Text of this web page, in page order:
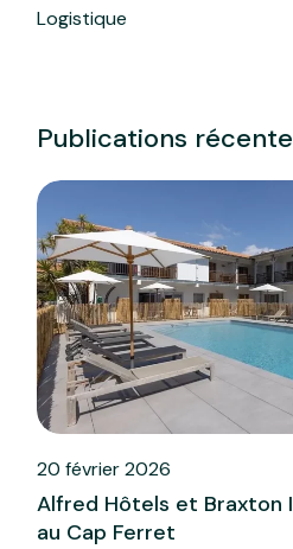
Logistique
Publications
20 février 2026
Alfred Hôtels et Braxton
au Cap Ferret